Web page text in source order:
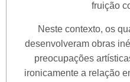
fruição
Neste contexto, os
desenvolveram obras
preocupações
ironicamente a relação